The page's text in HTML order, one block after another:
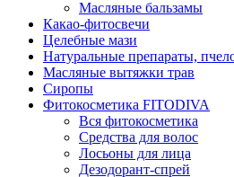
Масляные бальзамы
Какао-фитосвечи
Целебные мази
Натуральные препараты,
Масляные вытяжки трав
Сиропы
Фитокосметика FITODIVA
Вся фитокосметика
Средства для волос
Лосьоны для лица
Дезодорант-спрей